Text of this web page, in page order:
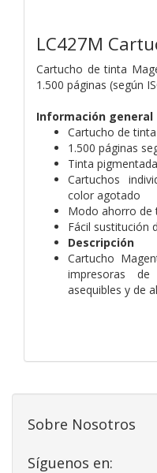
LC427M
Cartucho de tinta
1.500 páginas (según
Información general
Cartucho de
1.500 páginas
Tinta pigmentada
Cartuchos
color agotado
Modo ahorro de
Fácil sustitución
Descripción
Cartucho
impresoras
asequibles y de
Sobre Nosotros
Síguenos en: